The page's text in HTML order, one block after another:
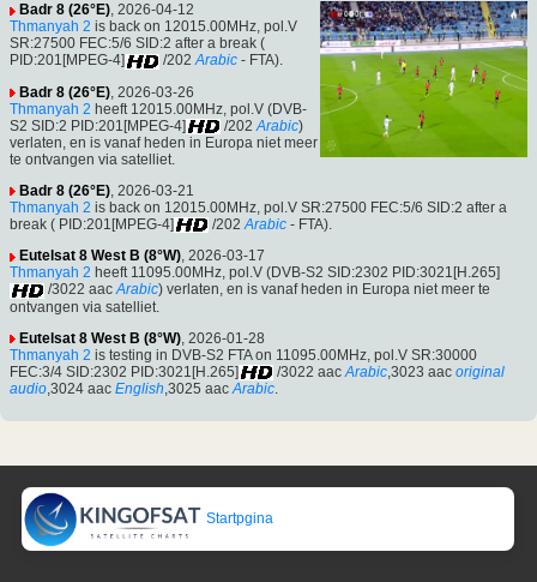
Badr 8 (26°E), 2026-04-12
Thmanyah 2 is back on 12015.00MHz, pol.V
SR:27500 FEC:5/6 SID:2 after a break (
PID:201[MPEG-4]
/202 Arabic - FTA).
Badr 8 (26°E) , 2026-03-26
Thmanyah 2 heeft 12015.00MHz, pol.V (DVB-
S2 SID:2 PID:201[MPEG-4]
/202 Arabic)
verlaten, en is vanaf heden in Europa niet meer
te ontvangen via satelliet.
Badr 8 (26°E), 2026-03-21
Thmanyah 2 is back on 12015.00MHz, pol.V SR:27500 FEC:5/6 SID:2 after a
break ( PID:201[MPEG-4]
/202 Arabic - FTA).
Eutelsat 8 West B (8°W), 2026-03-17
Thmanyah 2 heeft 11095.00MHz, pol.V (DVB-S2 SID:2302 PID:3021[H.265]
/3022 aac Arabic) verlaten, en is vanaf heden in Europa niet meer te
ontvangen via satelliet.
Eutelsat 8 West B (8°W) , 2026-01-28
Thmanyah 2 is testing in DVB-S2 FTA on 11095.00MHz, pol.V SR:30000
FEC:3/4 SID:2302 PID:3021[H.265]
/3022 aac Arabic ,3023 aac original
audio,3024 aac English,3025 aac Arabic.
Startpgina